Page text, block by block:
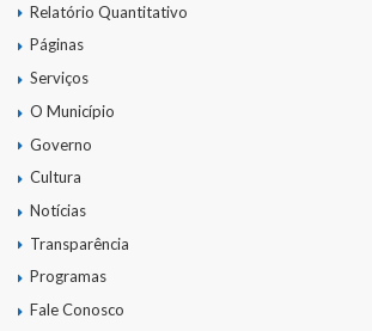
Relatório Quantitativo
Páginas
Serviços
O Município
Governo
Cultura
Notícias
Transparência
Programas
Fale Conosco